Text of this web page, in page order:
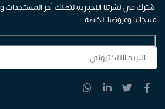
اشترك في نشرتنا الإخبارية لتصلك آخر
منتجاتنا وعروضنا الخاصة.